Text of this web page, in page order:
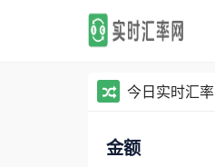
今日实时汇率
金额